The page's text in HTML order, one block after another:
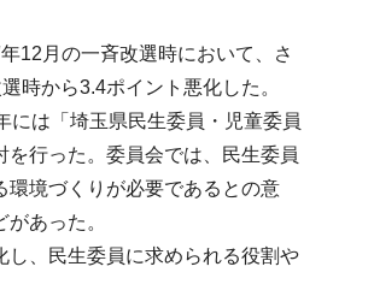
12月の一斉改選時において、さ
時から3.4ポイント悪化した。
には「埼玉県民生委員・児童委員
行った。委員会では、民生委員
環境づくりが必要であるとの意
あった。
、民生委員に求められる役割や